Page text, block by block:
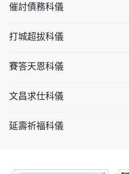
催討債務科儀
打城超拔科儀
賽答天恩科儀
文昌求仕科儀
延壽祈福科儀